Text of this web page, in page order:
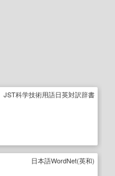
JST科学技術用語日英対訳辞書
日本語WordNet(英和)